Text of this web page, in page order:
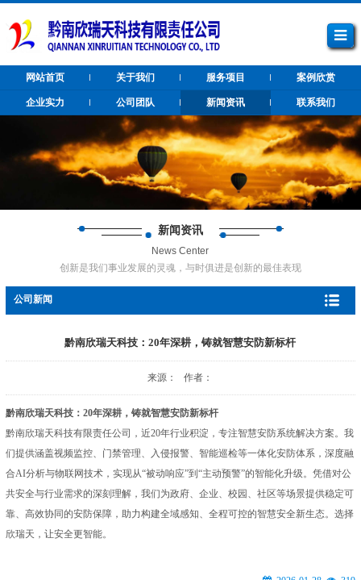
网站首页 关于我们 服务项目 案例欣赏
企业实力 公司团队 新闻资讯 联系我们
新闻资讯
News Center
创新是我们事业发展的灵魂，与时俱进是创新的最佳表现
公司新闻
黔南欣瑞天科技：20年深耕，铸就智慧安防新标杆
来源： 作者：
黔南欣瑞天科技：20年深耕，铸就智慧安防新标杆
黔南欣瑞天科技有限责任公司，近20年行业积淀，专注智慧安防系统解决方案。我
们提供涵盖视频监控、门禁管理、入侵报警、智能巡检等一体化安防体系，深度融
合AI分析与物联网技术，实现从“被动响应”到“主动预警”的智能化升级。凭借对公
共安全与行业需求的深刻理解，我们为政府、企业、校园、社区等场景提供稳定可
靠、高效协同的安防保障，助力构建全域感知、全程可控的智慧安全新生态。选择
欣瑞天，让安全更智能。